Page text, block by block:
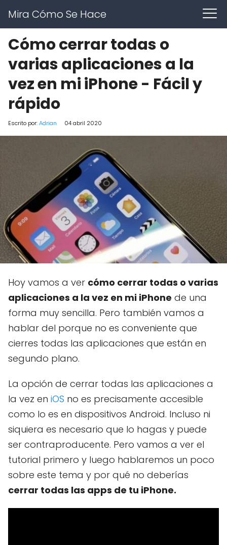
Mira Cómo Se Hace
Cómo cerrar todas o
varias aplicaciones a la
vez en mi iPhone - Fácil y
rápido
Escrito por:Adrian 04 abril 2020
Hoy vamos a ver cómo cerrar todas o varias
aplicaciones a la vez en mi iPhone de una
forma muy sencilla. Pero también vamos a
hablar del porque no es conveniente que
cierres todas las aplicaciones que están en
segundo plano.
La opción de cerrar todas las aplicaciones a
la vez en iOS no es precisamente accesible
como lo es en dispositivos Android. Incluso ni
siquiera es necesario que lo hagas y puede
ser contraproducente. Pero vamos a ver el
tutorial primero y luego hablaremos un poco
sobre este tema y por qué no deberías
cerrar todas las apps de tu iPhone.